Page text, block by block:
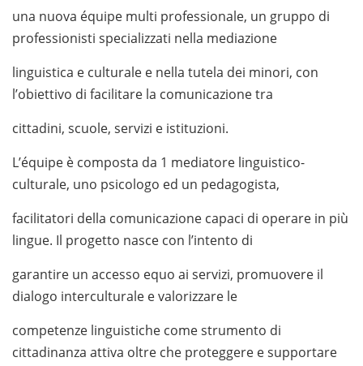
una nuova équipe multi professionale, un gruppo di
professionisti specializzati nella mediazione
linguistica e culturale e nella tutela dei minori, con
l’obiettivo di facilitare la comunicazione tra
cittadini, scuole, servizi e istituzioni.
L’équipe è composta da 1 mediatore linguistico-
culturale, uno psicologo ed un pedagogista,
facilitatori della comunicazione capaci di operare in più
lingue. Il progetto nasce con l’intento di
garantire un accesso equo ai servizi, promuovere il
dialogo interculturale e valorizzare le
competenze linguistiche come strumento di
cittadinanza attiva oltre che proteggere e supportare